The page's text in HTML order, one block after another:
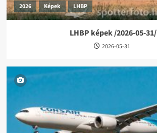
2026 Képek LHBP
LHBP képek /2026-05-31/
2026-05-31